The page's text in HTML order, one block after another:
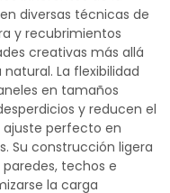
diversas técnicas de
y recubrimientos
creativas más allá
La flexibilidad
en tamaños
y reducen el
ajuste perfecto en
Su construcción ligera
techos e
la carga